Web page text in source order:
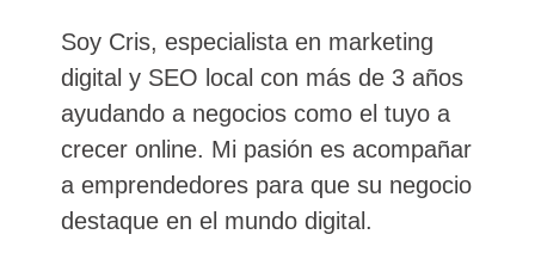
Soy Cris, especialista en marketing
digital y SEO local con más de 3 años
ayudando a negocios como el tuyo a
crecer online. Mi pasión es acompañar
a emprendedores para que su negocio
destaque en el mundo digital.